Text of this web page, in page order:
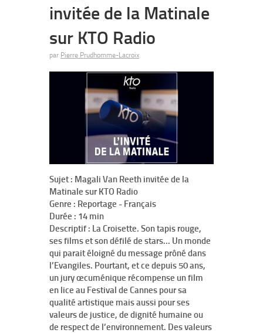
invitée de la Matinale
sur KTO Radio
par Pierre Prudhomme-Lacroix
Sujet : Magali Van Reeth invitée de la
Matinale sur KTO Radio
Genre : Reportage - Français
Durée : 14 min
Descriptif : La Croisette. Son tapis rouge,
ses films et son défilé de stars... Un monde
qui parait éloigné du message prôné dans
l’Evangiles. Pourtant, et ce depuis 50 ans,
un jury œcuménique récompense un film
en lice au Festival de Cannes pour sa
qualité artistique mais aussi pour ses
valeurs de justice, de dignité humaine ou
de respect de l’environnement. Des valeurs